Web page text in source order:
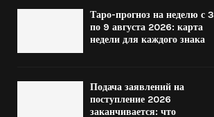
Таро-прогноз на неделю с 3
по 9 августа 2026: карта
недели для каждого знака
Подача заявлений на
поступление 2026
заканчивается: что